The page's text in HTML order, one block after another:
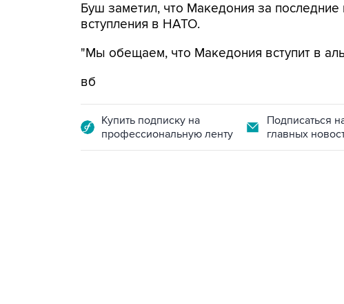
Буш заметил, что Македония за
вступления в НАТО.
"Мы обещаем, что Македония вступит в
вб
Купить подписку на
профессиональную ленту
Подписаться
главных